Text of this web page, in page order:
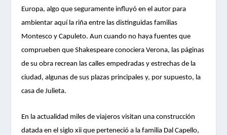
Europa, algo que seguramente influyó en el autor para
ambientar aquí la riña entre las distinguidas familias
Montesco y Capuleto. Aun cuando no haya fuentes que
comprueben que Shakespeare conociera Verona, las páginas
de su obra recrean las calles empedradas y estrechas de la
ciudad, algunas de sus plazas principales y, por supuesto, la
casa de Julieta.
En la actualidad miles de viajeros visitan una construcción
datada en el siglo xii que perteneció a la familia Dal Capello,